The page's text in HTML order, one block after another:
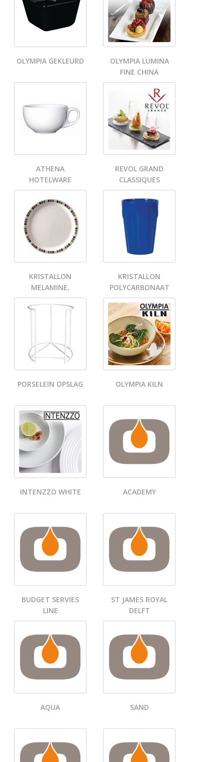
OLYMPIA GEKLEURD
OLYMPIA LUMINA
FINE CHINA
ATHENA
HOTELWARE
REVOL GRAND
CLASSIQUES
KRISTALLON
MELAMINE,
KRISTALLON
POLYCARBONAAT
PORSELEIN OPSLAG OLYMPIA KILN
INTENZZO WHITE ACADEMY
BUDGET SERVIES
LINE
ST JAMES ROYAL
DELFT
AQUA SAND